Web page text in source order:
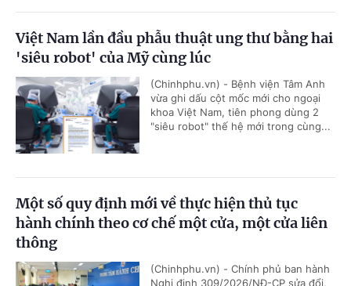
Việt Nam lần đầu phẫu thuật ung thư bằng hai
'siêu robot' của Mỹ cùng lúc
(Chinhphu.vn) - Bệnh viện Tâm Anh
vừa ghi dấu cột mốc mới cho ngoại
khoa Việt Nam, tiên phong dùng 2
"siêu robot" thế hệ mới trong cùng...
Một số quy định mới về thực hiện thủ tục
hành chính theo cơ chế một cửa, một cửa liên
thông
(Chinhphu.vn) - Chính phủ ban hành
Nghị định 309/2026/NĐ-CP sửa đổi,